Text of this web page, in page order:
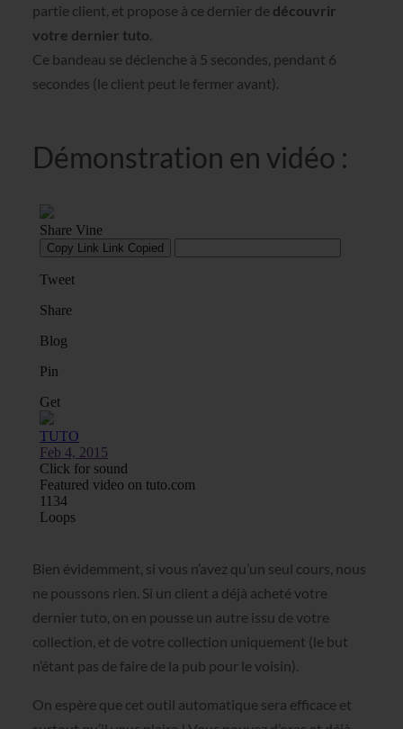
partie client, et propose à ce dernier de découvrir
votre dernier tuto
Ce bandeau se déclenche à 5 secondes, pendant 6
secondes (le client peut le fermer avant).
Démonstration en vidéo :
Bien évidemment, si vous n’avez qu’un seul cours, nous
ne poussons rien. Si un client a déjà acheté votre
dernier tuto, on en pousse un autre issu de votre
collection, et de votre collection uniquement (le but
n’étant pas de faire de la pub pour le voisin).
On espère que cet outil automatique sera efficace et